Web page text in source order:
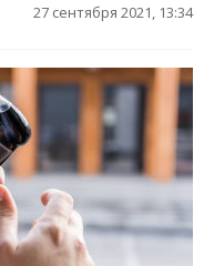
27 сентября 2021, 13:34